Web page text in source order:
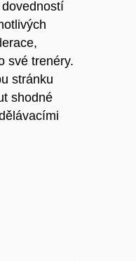
své trenéry.
stránku
shodné